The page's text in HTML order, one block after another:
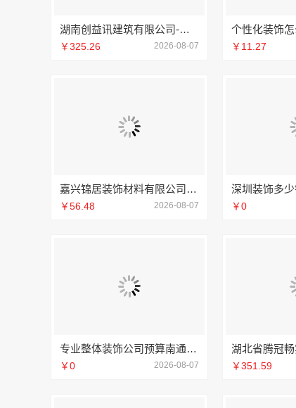
湖南创益讯建筑有限公司-环保材料口碑好
￥325.26 2026-08-07 ￥11.27
嘉兴锦居装饰材料有限公司：桐乡旧房翻新室内设计公司
￥56.48 2026-08-07 ￥0
专业整体装饰公司预算南通宏域全宅装饰建材有限公司规划
￥0 2026-08-07 ￥351.59